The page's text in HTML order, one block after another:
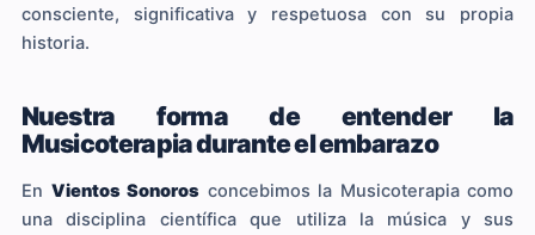
consciente, significativa y respetuosa con su propia
historia.
Nuestra forma de entender la
Musicoterapia durante el embarazo
En Vientos Sonoros concebimos la Musicoterapia como
una disciplina científica que utiliza la música y sus